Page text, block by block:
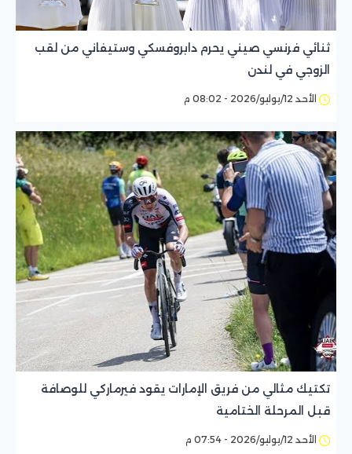
ثنائي فرنسي صيني يحرم دابروفسكي وستيفاني من لقب
الزوجي في لندن
الأحد 12/يوليو/2026 - 08:02 م
تكتيك مثالي من فريق الإمارات يقود فيرماركي للوصافة
قبل المرحلة الختامية
الأحد 12/يوليو/2026 - 07:54 م